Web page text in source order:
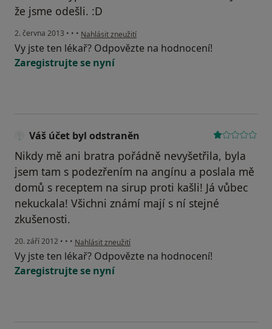
že jsme odešli. :D
2. června 2013 • • • podle názoru uživatele Váš účet byl odstraněn
Nahlásit zneužití
Vy jste ten lékař? Odpovězte na hodnocení!
Zaregistrujte se nyní
Váš účet byl odstraněn
Nikdy mě ani bratra pořádně nevyšetřila, byla
jsem tam s podezřením na angínu a poslala mě
domů s receptem na sirup proti kašli! Já vůbec
nekuckala! Všichni známí mají s ní stejné
zkušenosti.
20. září 2012 • • • podle názoru uživatele Váš účet byl odstraněn
Nahlásit zneužití
Vy jste ten lékař? Odpovězte na hodnocení!
Zaregistrujte se nyní